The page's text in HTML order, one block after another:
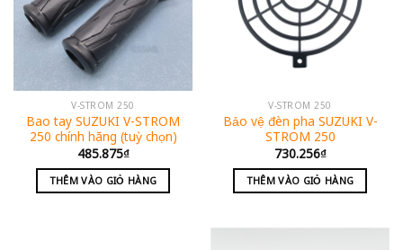
V-STROM 250
Bao tay SUZUKI V-STROM
250 chính hãng (tuỳ chọn)
485.875₫
THÊM VÀO GIỎ HÀNG
V-STROM 250
Bảo vệ đèn pha SUZUKI V-
STROM 250
730.256₫
THÊM VÀO GIỎ HÀNG